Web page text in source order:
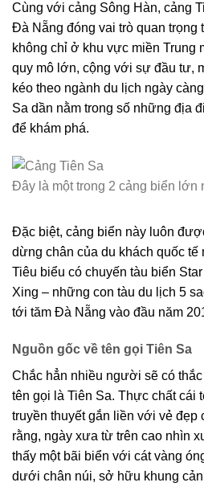
Cùng với cảng Sông Hàn, cảng
Đà Nẵng đóng vai trò quan trọng
không chỉ ở khu vực miền Trung
quy mô lớn, cộng với sự đầu tư,
kéo theo ngành du lịch ngày
Sa dần nằm trong số những địa
để khám phá.
Đây là một trong 2 cảng biển lớn
Đặc biệt, cảng biển này luôn
dừng chân của du khách quốc tế
Tiêu biểu có chuyến tàu biển
Xing – những con tàu du lịch 5
tới tăm Đà Nẵng vào đầu năm
Nguồn gốc về tên gọi Tiên Sa
Chắc hẳn nhiều người sẽ có
tên gọi là Tiên Sa. Thực chất cái
truyền thuyết gắn liền với vẻ đẹp
rằng, ngày xưa từ trên cao nhìn
thấy một bãi biển với cát vàng
dưới chân núi, sở hữu khung